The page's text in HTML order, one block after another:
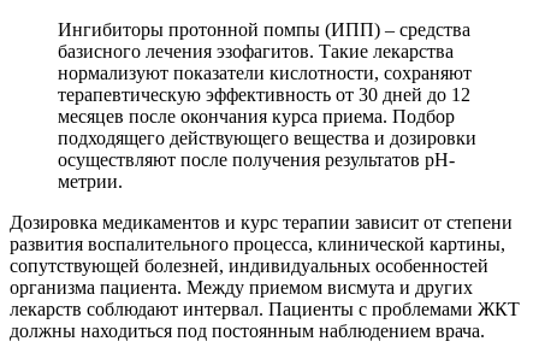
Ингибиторы протонной помпы (ИПП) – средства
базисного лечения эзофагитов. Такие лекарства
нормализуют показатели кислотности, сохраняют
терапевтическую эффективность от 30 дней до 12
месяцев после окончания курса приема. Подбор
подходящего действующего вещества и дозировки
осуществляют после получения результатов рН-
метрии.
Дозировка медикаментов и курс терапии зависит от степени
развития воспалительного процесса, клинической картины,
сопутствующей болезней, индивидуальных особенностей
организма пациента. Между приемом висмута и других
лекарств соблюдают интервал. Пациенты с проблемами ЖКТ
должны находиться под постоянным наблюдением врача.